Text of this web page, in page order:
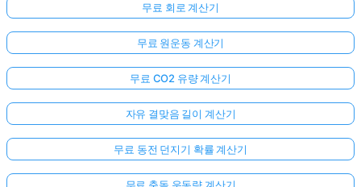
무료 회로 계산기
무료 원운동 계산기
무료 CO2 유량 계산기
자유 결맞음 길이 계산기
무료 동전 던지기 확률 계산기